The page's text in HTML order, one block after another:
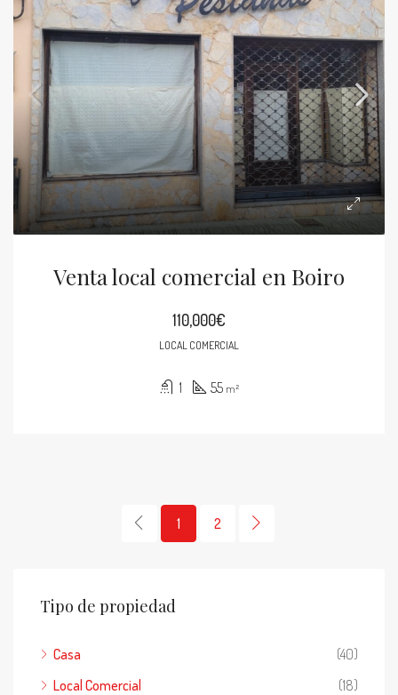
Venta local comercial en Boiro
110,000€
LOCAL COMERCIAL
1 55 m²
1 2
Tipo de propiedad
Casa
(40)
Local Comercial
(18)